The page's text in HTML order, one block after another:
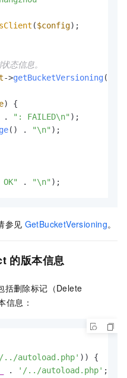
($config);
态信息。
->getBucketVersioning(
) {
. ": FAILED\n" );
() . "\n" );
. "\n" );
参见 GetBucketVersioning。
的版本信息
括删除标记（Delete
信息：
autoload.php' )) {
. '/../autoload.php' ;